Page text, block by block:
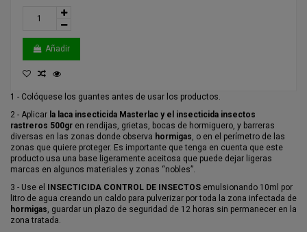
Añadir
1 - Colóquese los guantes antes de usar los productos.
2 - Aplicar la laca insecticida Masterlac y el insecticida insectos
rastreros 500gr en rendijas, grietas, bocas de hormiguero, y barreras
diversas en las zonas donde observa hormigas, o en el perímetro de las
zonas que quiere proteger. Es importante que tenga en cuenta que este
producto usa una base ligeramente aceitosa que puede dejar ligeras
marcas en algunos materiales y zonas “nobles”.
3 - Use el INSECTICIDA CONTROL DE INSECTOS emulsionando 10ml por
litro de agua creando un caldo para pulverizar por toda la zona infectada de
hormigas , guardar un plazo de seguridad de 12 horas sin permanecer en la
zona tratada.